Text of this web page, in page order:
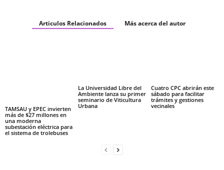
Articulos Relacionados Más acerca del autor
TAMSAU y EPEC invierten
más de $27 millones en
una moderna
subestación eléctrica para
el sistema de trolebuses
La Universidad Libre del
Ambiente lanza su primer
seminario de Viticultura
Urbana
Cuatro CPC abrirán este
sábado para facilitar
trámites y gestiones
vecinales